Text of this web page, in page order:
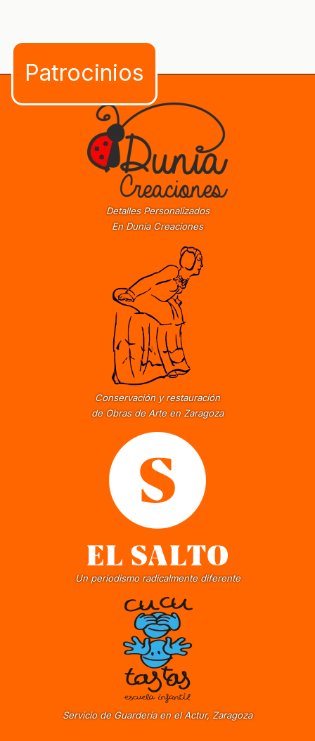
Detalles Personalizados
En Dunia Creaciones
Conservación y restauración
de Obras de Arte en Zaragoza
Un periodismo radicalmente diferente
Servicio de Guardería en el Actur, Zaragoza